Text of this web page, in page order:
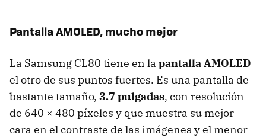
Pantalla AMOLED, mucho mejor
La Samsung CL80 tiene en la pantalla AMOLED
el otro de sus puntos fuertes. Es una pantalla de
bastante tamaño, 3.7 pulgadas, con resolución
de 640 × 480 píxeles y que muestra su mejor
cara en el contraste de las imágenes y el menor